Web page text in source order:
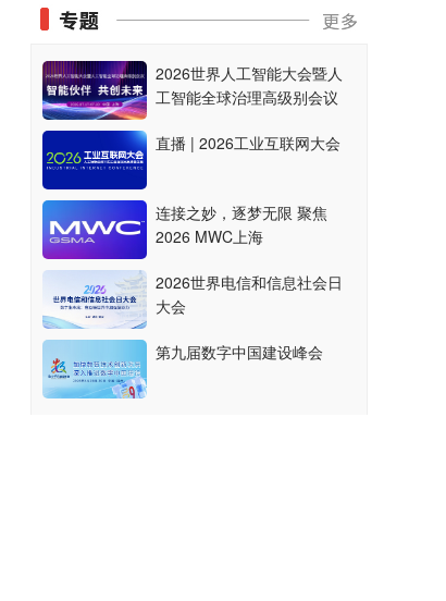
2026世界人工智能大会暨人
工智能全球治理高级别会议
直播 | 2026工业互联网大会
连接之妙，逐梦无限 聚焦
2026 MWC上海
2026世界电信和信息社会日
大会
第九届数字中国建设峰会